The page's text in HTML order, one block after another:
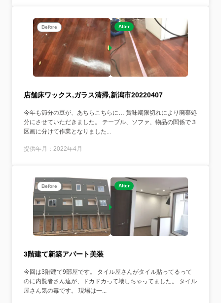
Before After
店舗床ワックス,ガラス清掃,新潟市20220407
今年も節分の豆が、あちらこちらに… 賞味期限切れにより廃棄処
分にさせていただきました。 テーブル、ソファ、物品の関係で３
区画に分けて作業となりました...
提供年月：2022年4月
Before After
3階建て新築アパート美装
今回は3階建て9部屋です。 タイル屋さんがタイル貼ってるって
のに内覧者さん達が、ドカドカって壊しちゃってました。 タイル
屋さん気の毒です。 現場は一...